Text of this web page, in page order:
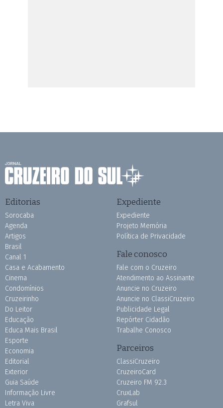
Editorias
Sorocaba
Agenda
Artigos
Brasil
Canal 1
Casa e Acabamento
Cinema
Condomínios
Cruzeirinho
Do Leitor
Educação
Educa Mais Brasil
Esporte
Economia
Editorial
Exterior
Guia Saúde
Informação Livre
Letra Viva
Expediente
Expediente
Projeto Memória
Política de Privacidade
Fale conosco
Fale com o Cruzeiro
Atendimento ao Assinante
Anuncie no Cruzeiro
Anuncie no ClassiCruzeiro
Publicidade Legal
Repórter Cidadão
Trabalhe Conosco
Parceiros
ClassiCruzeiro
CruzeiroCard
Cruzeiro FM 92.3
CruxLab
Grafsul